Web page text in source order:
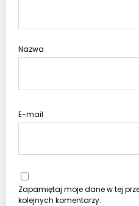
Nazwa
E-mail
Zapamiętaj moje dane w tej
kolejnych komentarzy.